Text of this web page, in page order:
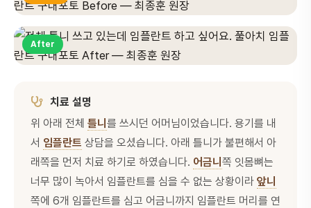
After
치료 설명
위 아래 전체 틀니 를 쓰시던 어머님이었습니다. 용기를 내
서 임플란트 상담을 오셨습니다. 아래 틀니가 불편해서 아
래쪽을 먼저 치료 하기로 하였습니다. 어금니 쪽 잇몸뼈는
너무 많이 녹아서 임플란트를 심을 수 없는 상황이라 앞니
쪽에 6개 임플란트를 심고 어금니까지 임플란트 머리를 연